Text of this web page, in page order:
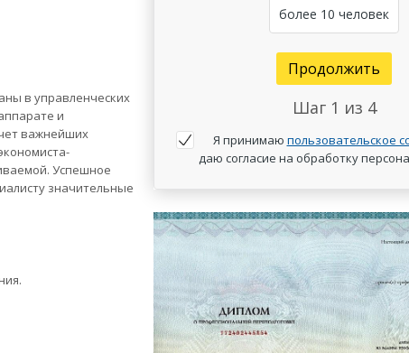
более 10 человек
Продолжить
Шаг 1 из 4
Я принимаю пользовательское
даю согласие на обработку
в управленческих
и
важнейших
Успешное
значительные